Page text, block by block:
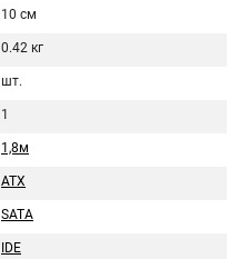
10 см
0.42 кг
шт.
1
1,8м
ATX
SATA
IDE